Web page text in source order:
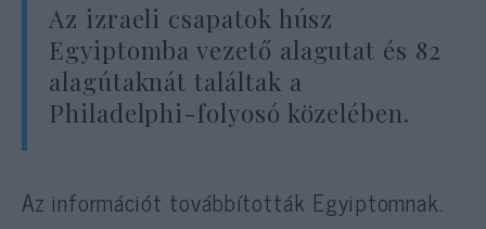
Az izraeli csapatok húsz
Egyiptomba vezető alagutat és 82
alagútaknát találtak a
Philadelphi-folyosó közelében.
Az információt továbbították Egyiptomnak.